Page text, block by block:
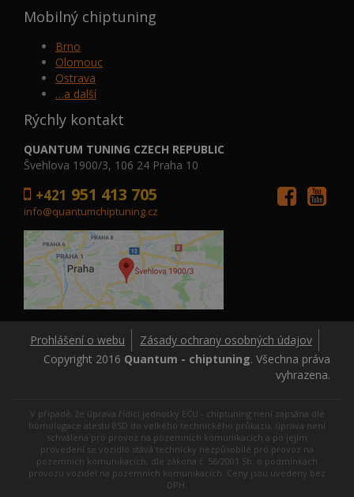
Mobilný chiptuning
Brno
Olomouc
Ostrava
…a další
Rýchly kontakt
QUANTUM TUNING CZECH REPUBLIC
Švehlova 1900/3, 106 24 Praha 10
+421 951 413 705
info@quantumchiptuning.cz
Prohlášení o webu
Zásady ochrany osobných údajov
Copyright 2016 Quantum - chiptuning. Všechna práva
vyhrazena.
V případě, že úprava řídící jednotky ECU - chiptuning není zapsána dle
homologace atestu 8SD do velkého technického průkazu, úprava není
schválena pro provoz na pozemních komunikacích a po jejím
provedení se vozidlo stává technicky nezpůsobilé pro provoz na
pozemních komunikacích, dle zákona č. 56/2001 Sb. o podmínkách
provozu vozidel na pozemních komunikacích. Ceny jsou uvedeny bez
DPH.